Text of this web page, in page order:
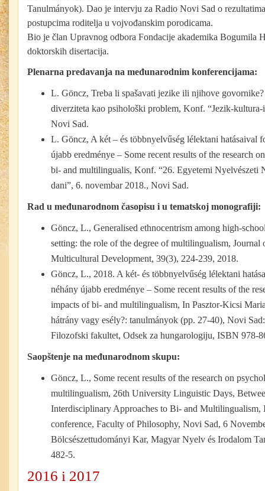
Tanulmányok). Dao je intervju za Radio Novi Sad o
postupcima roditelja u vojvođanskim porodicama.
Bio je član Upravnog odbora Fondacije akademika Bogumila
doktorskih disertacija.
Plenarna predavanja na međunarodnim konferencijama:
L. Göncz, Treba li spašavati jezike ili njihove
diverziteta kao psihološki problem, Konf. “Jezik-
Novi Sad.
L. Göncz, A két – és többnyelvűség lélektani hatásaival
újabb eredménye – Some recent results of the research
bi- and multilingualis, Konf. “26. Egyetemi Nyelvészeti
dani”, 6. novembar 2018., Novi Sad.
Rad u međunarodnom časopisu i u tematskoj monografiji:
Göncz, L., Generalised ethnocentrism among high-
setting: the role of the degree of multilingualism,
Multicultural Development, 39(3), 224-239, 2018.
Göncz, L., 2018. A két- és többnyelvűség lélektani
néhány újabb eredménye – Some recent results of the
impacts of bi- and multilingualism, In Pasztor-Kicsi
hátrány vagy esély?: tanulmányok (pp. 27-40), Novi
Filozofski fakultet, Odsek za hungarologiju, ISBN 978-
Saopštenje na međunarodnom skupu:
Göncz, L., Some recent results of the research on
multilingualism, 26th University Linguistic Days,
Interdisciplinary Approaches to Bi- and Multilingualism,
conference, Faculty of Philosophy, Novi Sad, 6
Bölcsészettudományi Kar, Magyar Nyelv és Irodalom
482-5.
2016 i 2017